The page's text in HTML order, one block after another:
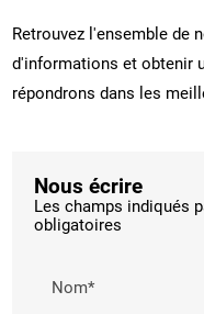
Retrouvez l'ensemble de
d'informations et obtenir
répondrons dans les
Nous écrire
Les champs indiqués
obligatoires
Nom*